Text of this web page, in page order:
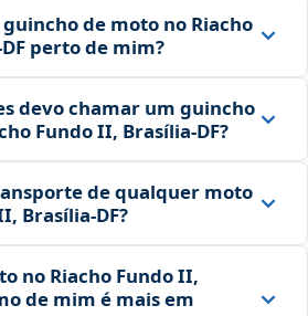
de moto no Riacho
perto de mim?
devo chamar um guincho
Fundo II, Brasília‑DF?
de qualquer moto
Brasília‑DF?
no Riacho Fundo II,
de mim é mais em